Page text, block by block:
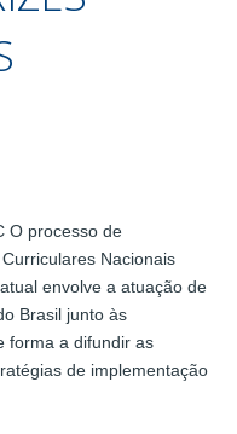
O processo de
Nacionais
envolve a atuação de
Brasil junto às
forma a difundir as
de implementação